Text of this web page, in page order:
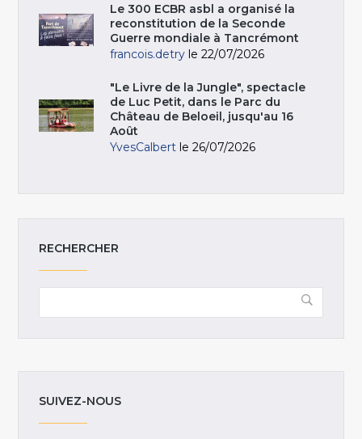
Le 300 ECBR asbl a organisé la
reconstitution de la Seconde
Guerre mondiale à Tancrémont
francois.detry le 22/07/2026
"Le Livre de la Jungle", spectacle
de Luc Petit, dans le Parc du
Château de Beloeil, jusqu'au 16
Août
YvesCalbert le 26/07/2026
RECHERCHER
SUIVEZ-NOUS